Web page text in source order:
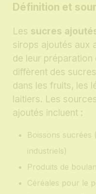
Définition et
Les sucres
sirops ajoutés aux
de leur
diffèrent des
dans les fruits, les
laitiers. Les
ajoutés incluent :
Boissons sucrées
industriels)
Produits de
Céréales pour le